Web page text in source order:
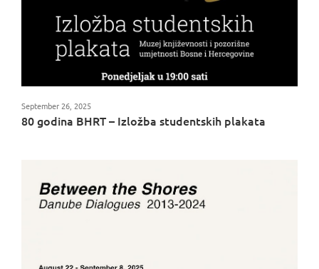
80 godina BHRT – Izložba studentskih plakata
September 26, 2025